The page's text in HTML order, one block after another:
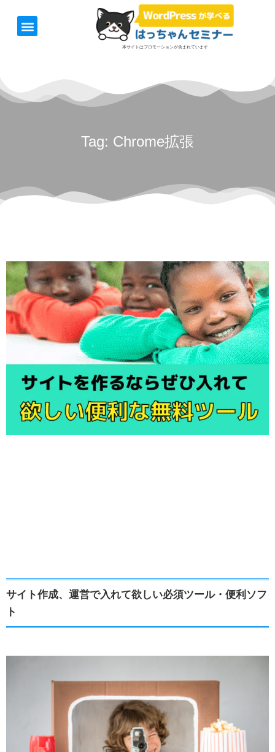
本サイトはプロモーションが含まれています
Tag: Chrome拡張
サイト作成、運営で入れて欲しい必須ツール・便利ソフ
ト